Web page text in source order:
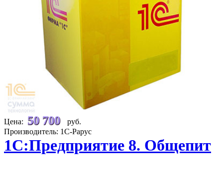
Цена: 50 700
руб.
Производитель: 1С-Рарус
1С:Предприятие 8. Общепит